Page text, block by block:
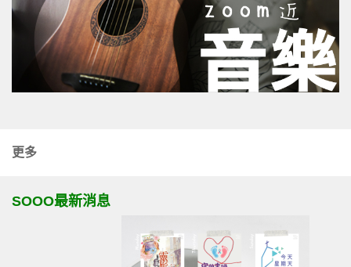
更多
SOOO最新消息